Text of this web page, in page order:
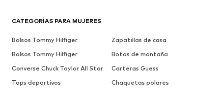
CATEGORÍAS PARA MUJERES
Bolsos Tommy Hilfiger
Zapatillas de casa
Bolsos Tommy Hilfiger
Botas de montaña
Converse Chuck Taylor All Star
Carteras Guess
Tops deportivos
Chaquetas polares